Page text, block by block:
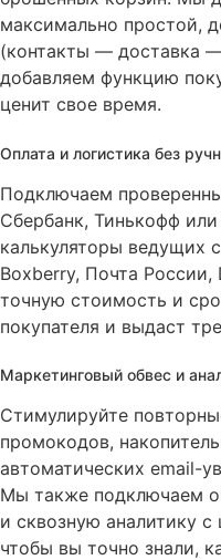
максимально простой,
(контакты — доставка
добавляем функцию
ценит свое время.
Оплата и логистика без
Подключаем
Сбербанк, Тинькофф или
калькуляторы ведущих
Boxberry, Почта России,
точную стоимость и
покупателя и выдаст
Маркетинговый обвес и
Стимулируйте
промокодов,
автоматических email-
Мы также подключаем
и сквозную аналитику
чтобы вы точно знали,